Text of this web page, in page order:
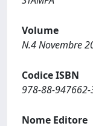
Volume
N.4 Novembre
Codice ISBN
978-88-947662-
Nome Editore